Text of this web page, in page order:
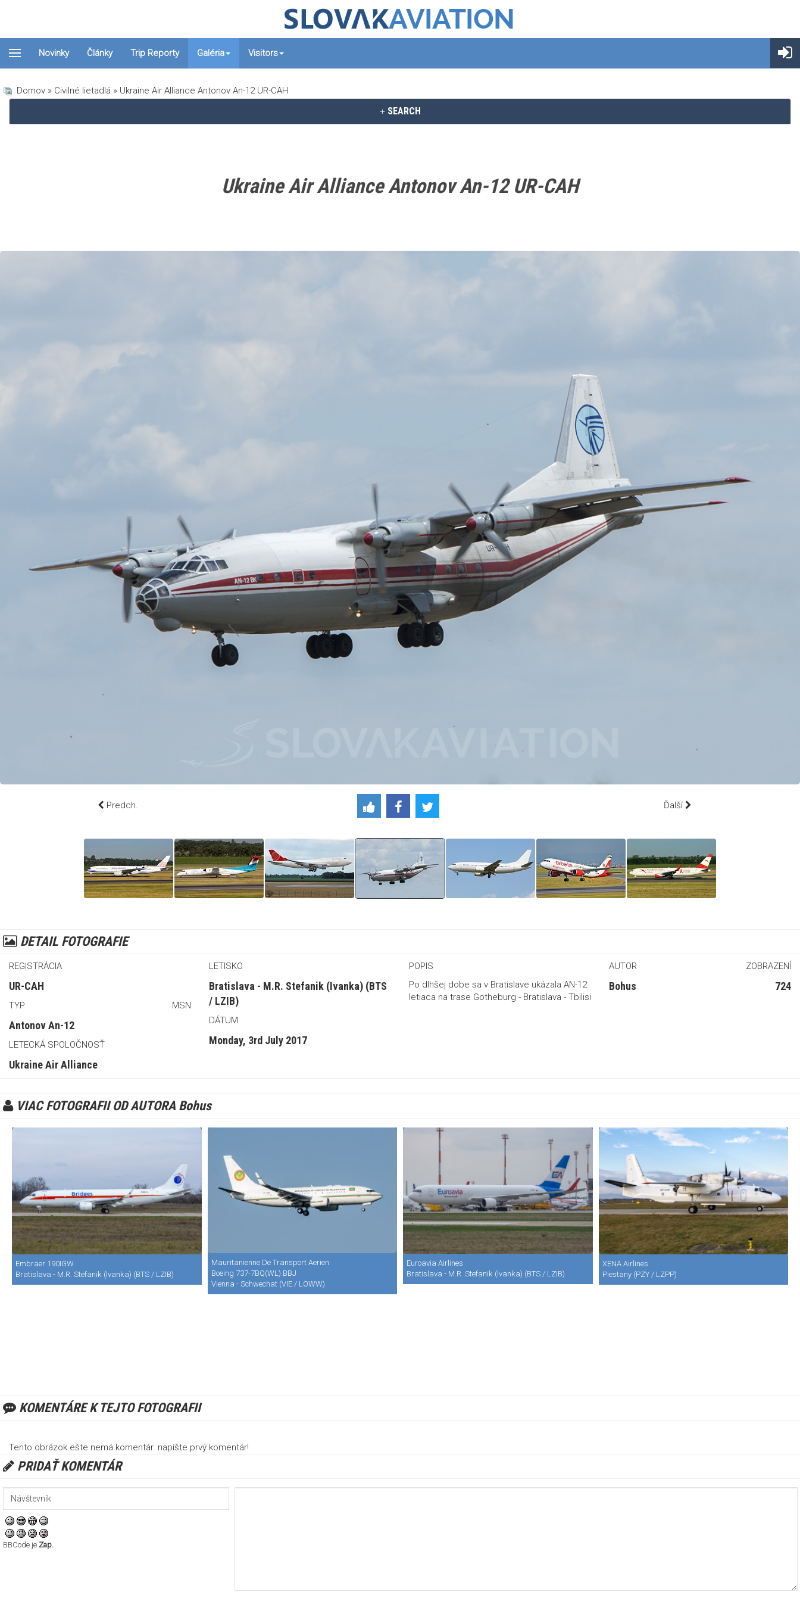
Novinky Články Trip Reporty Galéria Visitors
Domov » Civilné lietadlá » Ukraine Air Alliance Antonov An-12 UR-CAH
SEARCH
Ukraine Air Alliance Antonov An-12 UR-CAH
Predch. Ďalší
DETAIL FOTOGRAFIE
REGISTRÁCIA
UR-CAH
TYP MSN
Antonov An-12
LETECKÁ SPOLOČNOSŤ
Ukraine Air Alliance
LETISKO
Bratislava - M.R. Stefanik (Ivanka) (BTS
/ LZIB)
DÁTUM
Monday, 3rd July 2017
POPIS
Po dlhšej dobe sa v Bratislave ukázala AN-12
letiaca na trase Gotheburg - Bratislava - Tbilisi
AUTOR ZOBRAZENÍ
Bohus 724
VIAC FOTOGRAFII OD AUTORA Bohus
Embraer 190IGW
Bratislava - M.R. Stefanik (Ivanka) (BTS / LZIB)
Mauritanienne De Transport Aerien
Boeing 737-7BQ(WL) BBJ
Vienna - Schwechat (VIE / LOWW)
Euroavia Airlines
Bratislava - M.R. Stefanik (Ivanka) (BTS / LZIB)
XENA Airlines
Piestany (PZY / LZPP)
KOMENTÁRE K TEJTO FOTOGRAFII
Tento obrázok ešte nemá komentár. napíšte prvý komentár!
PRIDAŤ KOMENTÁR
BBCode je Zap.